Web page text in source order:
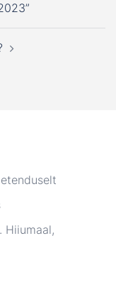
Hiiumaal,